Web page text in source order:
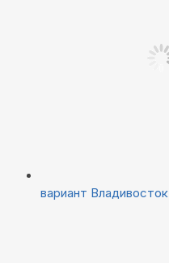
вариант Владивосток